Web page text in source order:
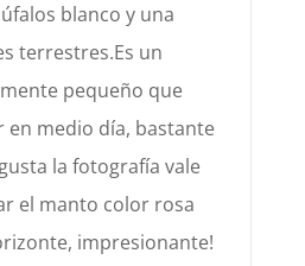
blanco y una
terrestres.Es un
pequeño que
en medio día, bastante
la fotografía vale
el manto color rosa
, impresionante!